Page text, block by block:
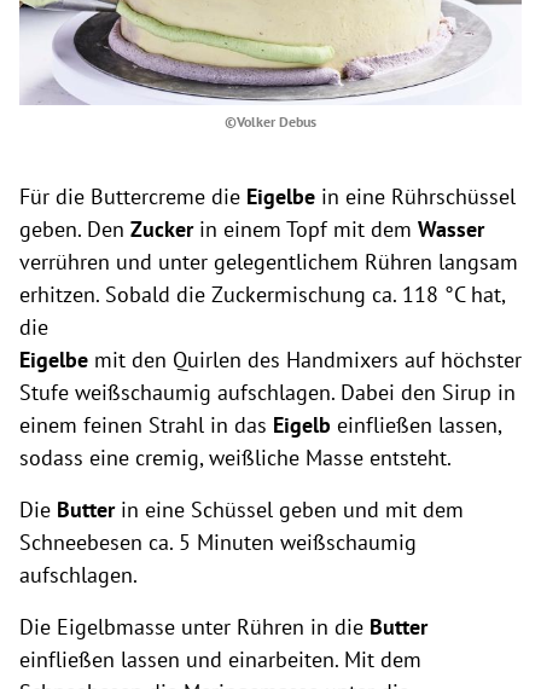
©Volker Debus
Für die Buttercreme die Eigelbe in eine Rührschüssel
geben. Den Zucker in einem Topf mit dem Wasser
verrühren und unter gelegentlichem Rühren langsam
erhitzen. Sobald die Zuckermischung ca. 118 °C hat,
die
Eigelbe mit den Quirlen des Handmixers auf höchster
Stufe weißschaumig aufschlagen. Dabei den Sirup in
einem feinen Strahl in das Eigelb einfließen lassen,
sodass eine cremig, weißliche Masse entsteht.
Die Butter in eine Schüssel geben und mit dem
Schneebesen ca. 5 Minuten weißschaumig
aufschlagen.
Die Eigelbmasse unter Rühren in die Butter
einfließen lassen und einarbeiten. Mit dem